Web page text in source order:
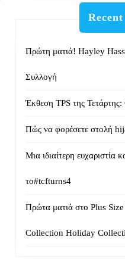
Πρώτη ματιά! Hayley
Συλλογή
Έκθεση TPS της
Πώς να φορέσετε στολή
Μια ιδιαίτερη ευχαριστία
το#tcfturns4
Πρώτα ματιά στο Plus
Collection Holiday